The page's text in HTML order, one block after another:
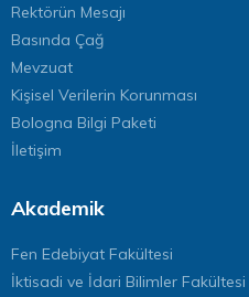
Rektörün Mesajı
Basında Çağ
Mevzuat
Kişisel Verilerin Korunması
Bologna Bilgi Paketi
İletişim
Akademik
Fen Edebiyat Fakültesi
İktisadi ve İdari Bilimler Fakültesi